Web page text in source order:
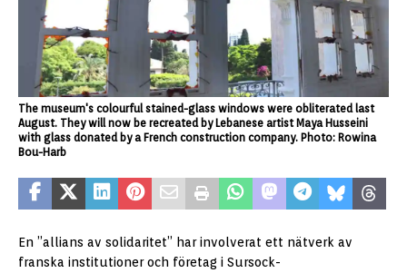
The museum's colourful stained-glass windows were obliterated last
August. They will now be recreated by Lebanese artist Maya Husseini
with glass donated by a French construction company. Photo: Rowina
Bou-Harb
En ”allians av solidaritet” har involverat ett nätverk av
franska institutioner och företag i Sursock-